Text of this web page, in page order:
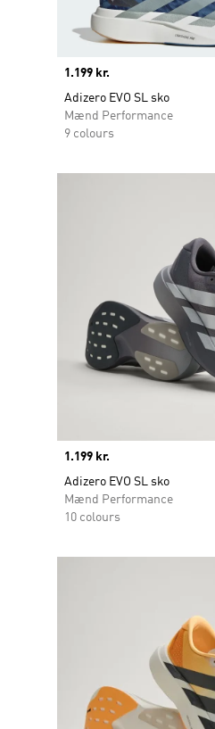
Price
1.199 kr.
Adizero EVO SL sko
Mænd Performance
9 colours
Price
1.199 kr.
Adizero EVO SL sko
Mænd Performance
10 colours